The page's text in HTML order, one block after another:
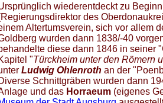
wiederentdeckt zu
des
Altertumsverein, sich vor allem
wurden dann 1838/-40
diese dann 1846 in seiner
"Türckheim unter den Römern
Ludwig Ohlenroth an der
Schnittgräben wurden dann
und das Horraeum (eigenes